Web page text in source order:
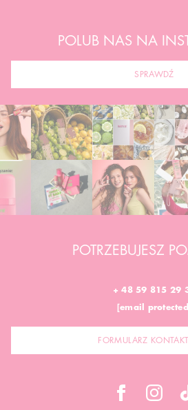
POLUB NAS NA
SPRAWDŹ
POTRZEBUJESZ
+ 48 59 815 29
[email
FORMULARZ